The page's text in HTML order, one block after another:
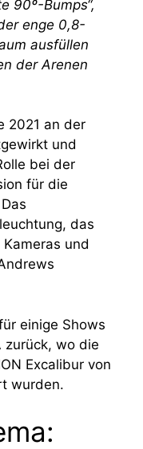
90º-Bumps“,
enge 0,8-
ausfüllen
der Arenen
2021 an der
und
bei der
für die
das
und
einige Shows
zurück, wo die
Excalibur von
wurden.